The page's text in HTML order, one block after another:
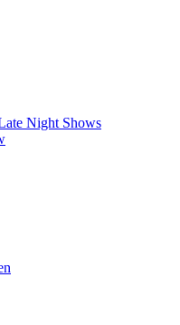
Night Shows